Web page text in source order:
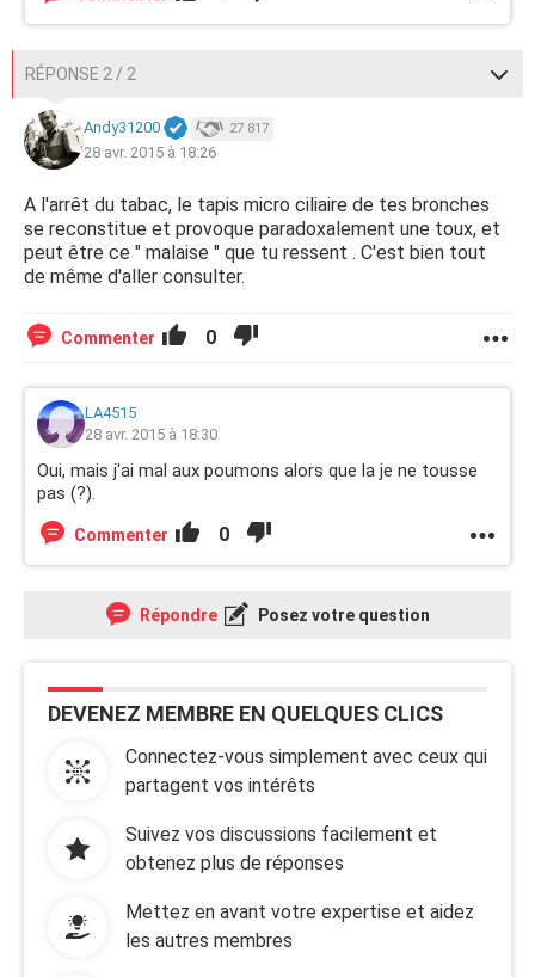
RÉPONSE 2 / 2
Andy31200 27 817
28 avr. 2015 à 18:26
A l'arrêt du tabac, le tapis micro ciliaire de tes bronches
se reconstitue et provoque paradoxalement une toux, et
peut être ce " malaise " que tu ressent . C'est bien tout
de même d'aller consulter.
Commenter 0
LA4515
28 avr. 2015 à 18:30
Oui, mais j'ai mal aux poumons alors que la je ne tousse
pas (?).
Commenter 0
Répondre Posez votre question
DEVENEZ MEMBRE EN QUELQUES CLICS
Connectez-vous simplement avec ceux qui
partagent vos intérêts
Suivez vos discussions facilement et
obtenez plus de réponses
Mettez en avant votre expertise et aidez
les autres membres